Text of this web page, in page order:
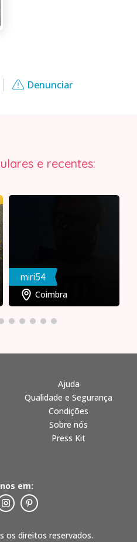
Denunciar
e recentes:
miri54
Coimbra
os direitos reservados.
Ajuda
Qualidade e Segurança
Condições
Sobre nós
Press Kit
em: